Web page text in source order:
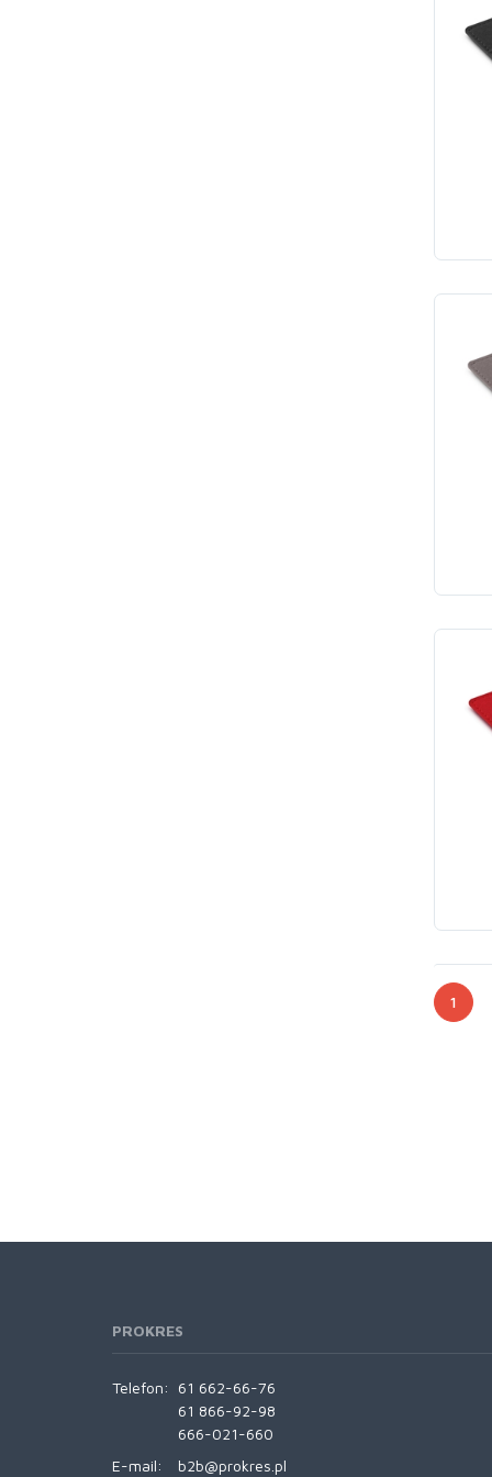
1
PROKRES
Telefon:
61 662-66-76
61 866-92-98
666-021-660
E-mail:
b2b@prokres.pl